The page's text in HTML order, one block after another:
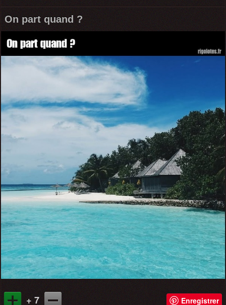
On part quand ?
+ 7 Enregistrer